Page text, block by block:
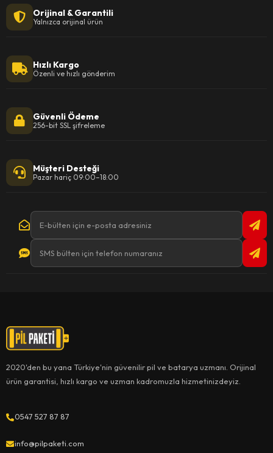
Orijinal & Garantili
Yalnızca orijinal ürün
Hızlı Kargo
Özenli ve hızlı gönderim
Güvenli Ödeme
256-bit SSL şifreleme
Müşteri Desteği
Pazar hariç 09:00–18:00
2020'den bu yana Türkiye'nin güvenilir pil ve batarya uzmanı. Orijinal
ürün garantisi, hızlı kargo ve uzman kadromuzla hizmetinizdeyiz.
0547 527 87 87
info@pilpaketi.com